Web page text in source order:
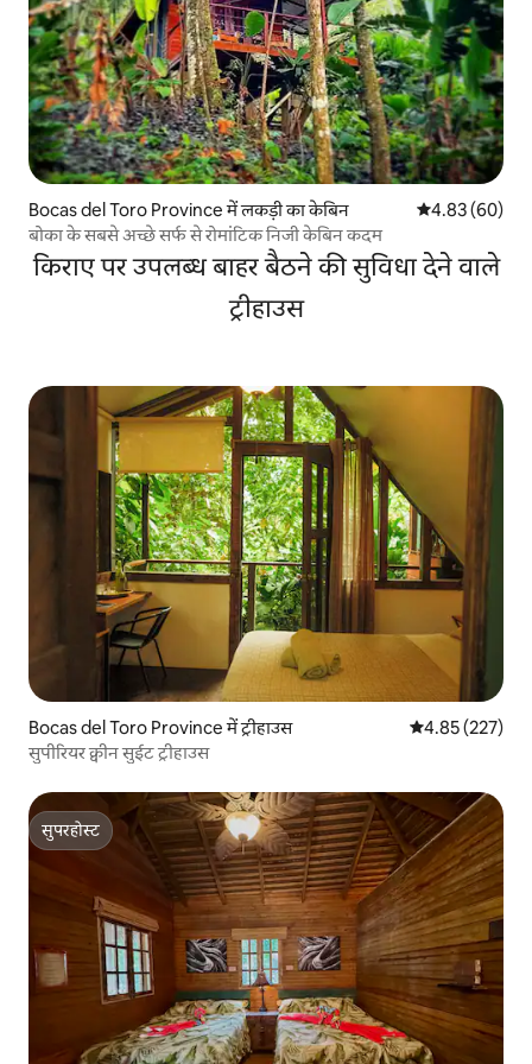
Bocas del Toro Province में लकड़ी का केबिन औसत रेटिंग 5 में
4.83 (60)
बोका के सबसे अच्छे सर्फ से रोमांटिक निजी केबिन कदम
किराए पर उपलब्ध बाहर बैठने की सुविधा देने वाले
ट्रीहाउस
Bocas del Toro Province में ट्रीहाउस औसत रेटिंग 5 में से
4.85 (227)
सुपीरियर क्वीन सुईट ट्रीहाउस
सुपरहोस्ट
सुपरहोस्ट